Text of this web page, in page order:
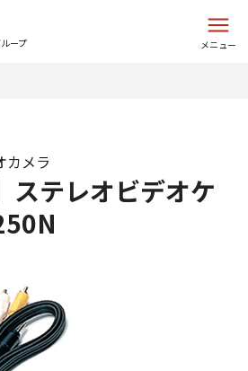
ープ メニュー
ステレオビデオケ
カメラ